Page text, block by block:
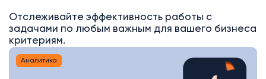
Отслеживайте эффективность работы с
задачами по любым важным для вашего бизнеса
критериям.
Аналитика